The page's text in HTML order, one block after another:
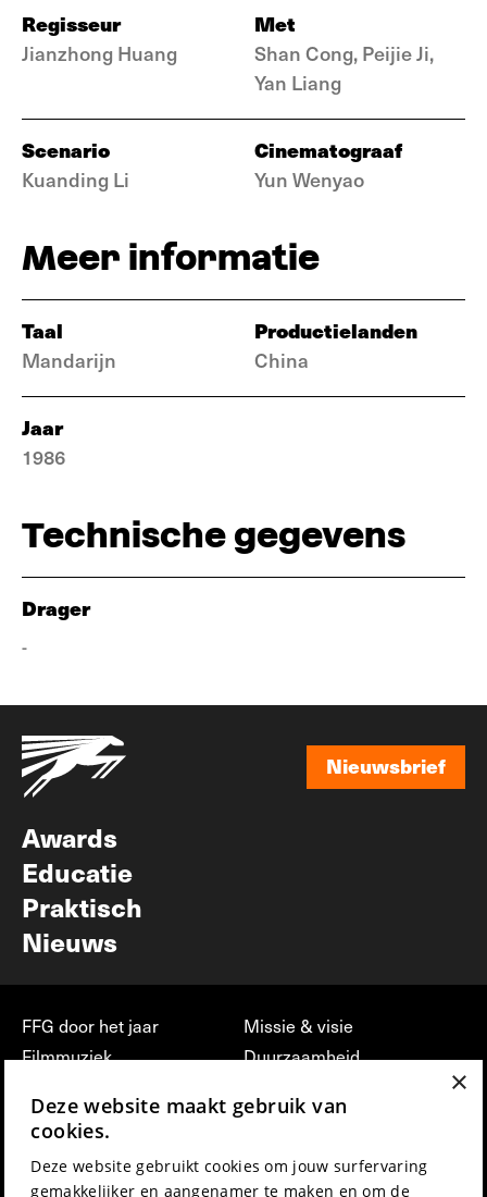
Regisseur
Jianzhong Huang
Met
Shan Cong, Peijie Ji,
Yan Liang
Scenario
Kuanding Li
Cinematograaf
Yun Wenyao
Meer informatie
Taal
Mandarijn
Productielanden
China
Jaar
1986
Technische gegevens
Drager
-
Nieuwsbrief
Awards
Educatie
Praktisch
Nieuws
FFG door het jaar
Filmmuziek
Press & Industry
Film Fest Friends
Missie & visie
Duurzaamheid
vrijwilligerswerk bij FFG
Privacy & Disclaimer
×
Deze website maakt gebruik van
cookies.
Deze website gebruikt cookies om jouw surfervaring
gemakkelijker en aangenamer te maken en om de